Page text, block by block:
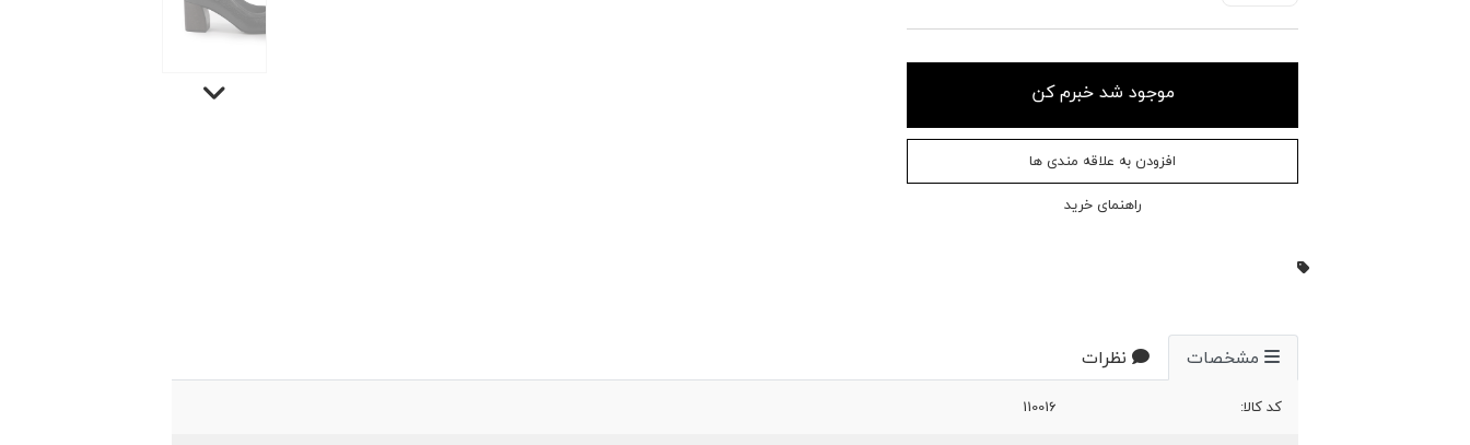
موجود شد خبرم کن
افزودن به علاقه مندی ها
راهنمای خرید
مشخصات نظرات
کد کالا: 110016